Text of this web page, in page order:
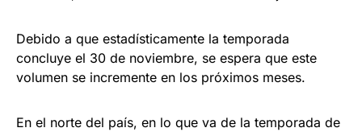
Debido a que estadísticamente la temporada
concluye el 30 de noviembre, se espera que este
volumen se incremente en los próximos meses.
En el norte del país, en lo que va de la temporada de